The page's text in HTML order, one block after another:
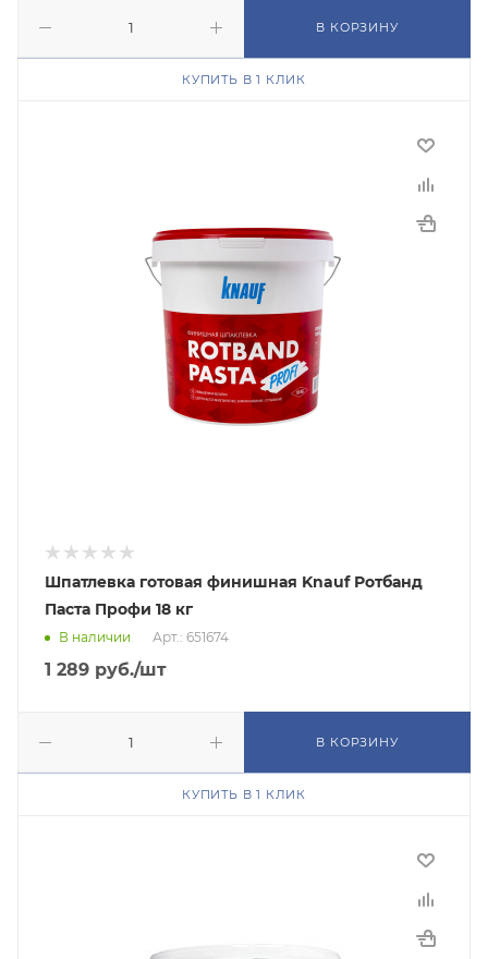
В КОРЗИНУ
КУПИТЬ В 1 КЛИК
Шпатлевка готовая финишная Knauf Ротбанд
Паста Профи 18 кг
В наличии Арт.: 651674
1 289 руб./шт
В КОРЗИНУ
КУПИТЬ В 1 КЛИК